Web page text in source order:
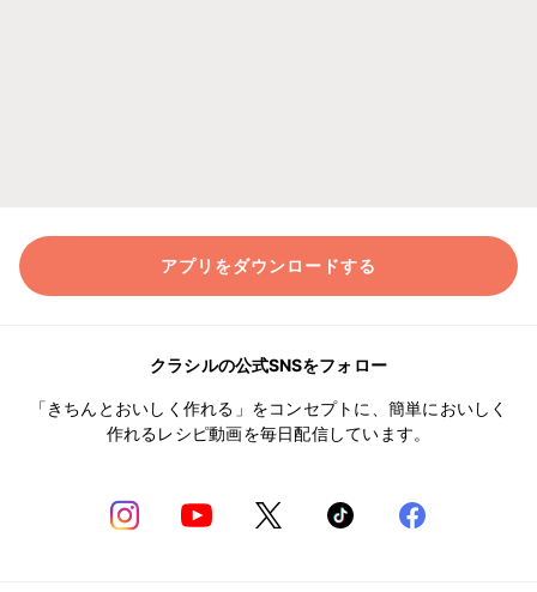
アプリをダウンロードする
クラシルの公式SNSをフォロー
「きちんとおいしく作れる」をコンセプトに、簡単においしく
作れるレシピ動画を毎日配信しています。